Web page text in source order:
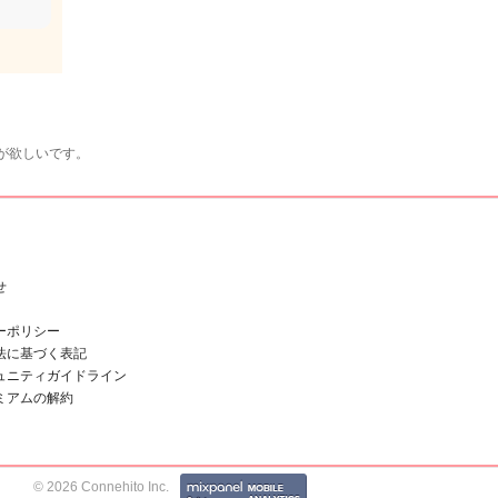
しいです。
ポリシー
に基づく表記
ニティガイドライン
アムの解約
© 2026 Connehito Inc.